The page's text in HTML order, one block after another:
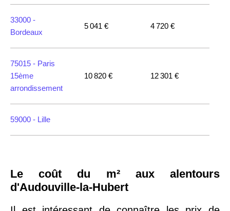
33000 -
Bordeaux
5 041 € 4 720 €
75015 - Paris
15ème
arrondissement
10 820 € 12 301 €
59000 - Lille
75018 -
Paris
arrondissement
Le coût du m² aux alentours
d'Audouville-la-Hubert